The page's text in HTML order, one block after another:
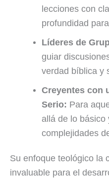
lecciones con
profundidad
Líderes de
guiar
verdad bíblica y
Creyentes con
Serio: Para
allá de lo básico
complejidades
Su enfoque teológico la
invaluable para el